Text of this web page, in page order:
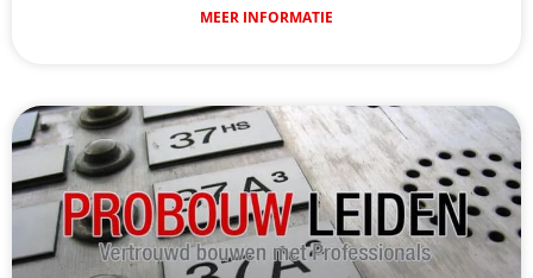
MEER INFORMATIE